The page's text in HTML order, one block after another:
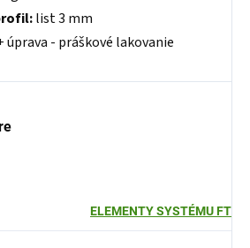
list 3 mm
úprava - práškové lakovanie
ELEMENTY SYSTÉMU FT